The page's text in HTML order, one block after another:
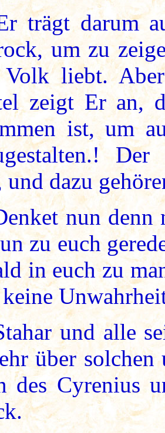
trägt darum
um zu
Volk liebt.
zeigt Er an,
ist, um
und dazu
nun denn
zu euch
in euch zu
und alle
über
des Cyrenius